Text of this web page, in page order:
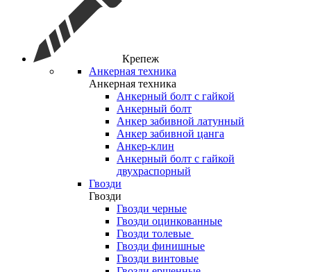
Крепеж
Анкерная техника
Анкерная техника
Анкерный болт с гайкой
Анкерный болт
Анкер забивной латунный
Анкер забивной цанга
Анкер-клин
Анкерный болт с гайкой
двухраспорный
Гвозди
Гвозди
Гвозди черные
Гвозди оцинкованные
Гвозди толевые
Гвозди финишные
Гвозди винтовые